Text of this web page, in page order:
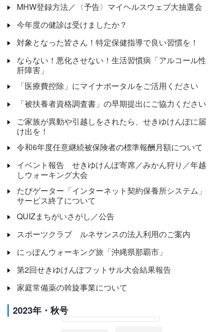
MHW登録方法／〈予告〉マイヘルスウェブ大抽選会
今年度の健診は受けましたか？
対象となった皆さん！特定保健指導で良い習慣を！
ならない！悪化させない！生活習慣病「アルコール性
肝障害」
「医療費控除」にマイナポータルをご活用ください
「被扶養者資格調査書」の早期提出にご協力ください
ご家族が異動や引越しをされたら、せきゆけんぽに届
け出を！
令和6年度任意継続被保険者の標準報酬月額について
イベント報告 せきゆけんぽ寄席／みかん狩り／年越
しウォーキング大会
たびゲーター「インターネット契約保養所システム」
サービス終了について
QUIZまちがいさがし／公告
スポーツクラブ ルネサンスの法人利用のご案内
にっぽんウォーキング旅「沖縄県那覇市」
第2回せきゆけんぽフットサル大会結果報告
家庭常備薬の斡旋事業について
2023年・秋号